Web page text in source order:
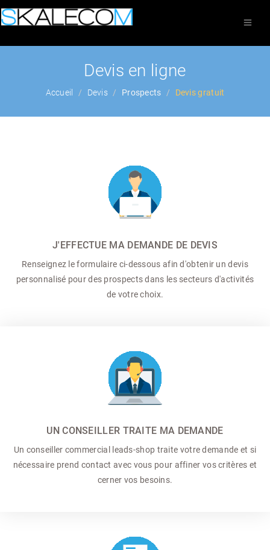
Devis en ligne
Accueil Devis Prospects Devis gratuit
J'EFFECTUE MA DEMANDE DE DEVIS
Renseignez le formulaire ci-dessous afin d'obtenir un devis
personnalisé pour des prospects dans les secteurs d'activités
de votre choix.
UN CONSEILLER TRAITE MA DEMANDE
Un conseiller commercial
leads-shop traite votre demande et si
nécessaire prend contact avec vous pour affiner vos critères et
cerner vos besoins.